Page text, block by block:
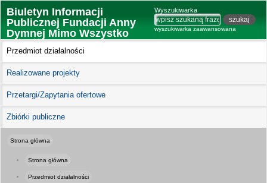
Biuletyn Informacji
Publicznej Fundacji Anny
Dymnej Mimo Wszystko
wersja mobilna
Wyszukiwarka
wyszukiwarka zaawansowana
Przedmiot działalności
Realizowane projekty
Przetargi/Zapytania ofertowe
Zbiórki publiczne
Strona główna
Strona główna
Przedmiot działalności